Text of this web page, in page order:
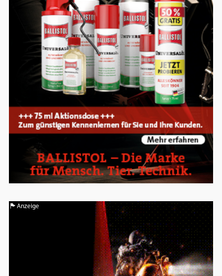
Anzeige